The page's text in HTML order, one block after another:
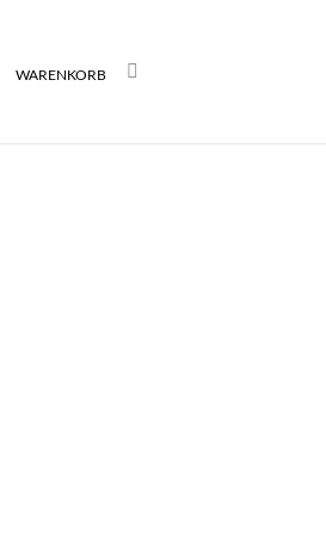
WARENKORB Search: